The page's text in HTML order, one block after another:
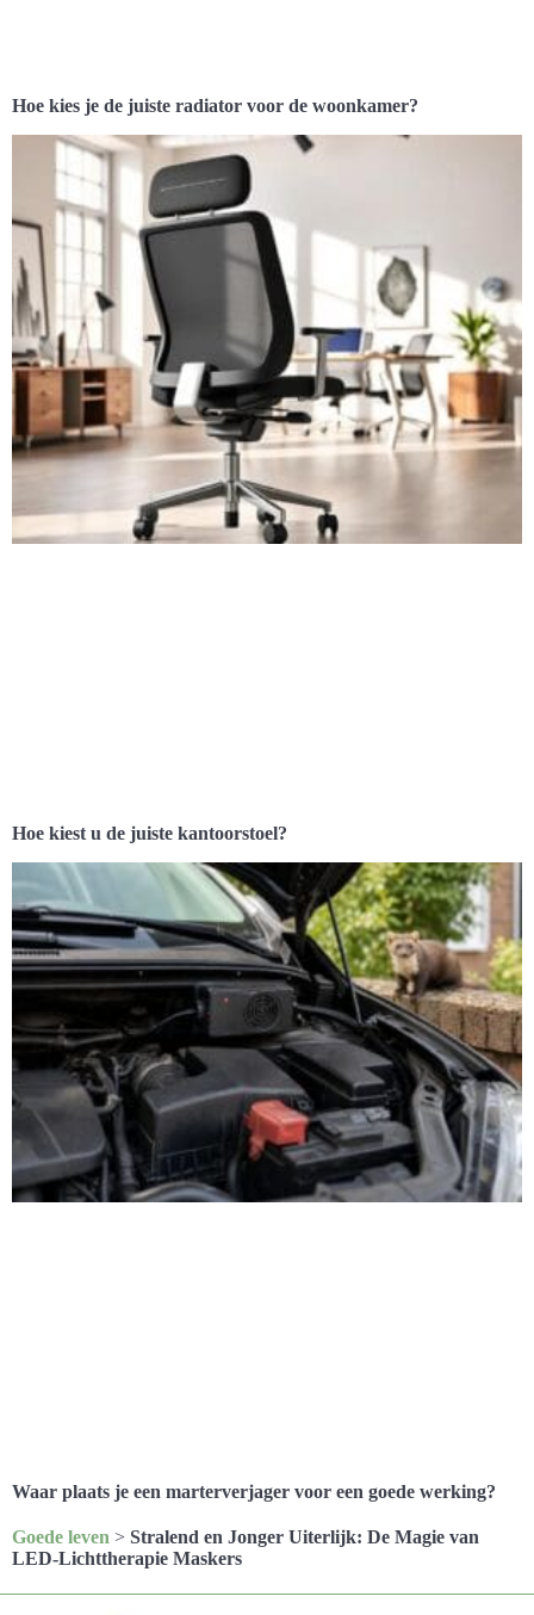
Hoe kies je de juiste radiator voor de woonkamer?
Hoe kiest u de juiste kantoorstoel?
Waar plaats je een marterverjager voor een goede werking?
Goede leven > Stralend en Jonger Uiterlijk: De Magie van
LED-Lichttherapie Maskers